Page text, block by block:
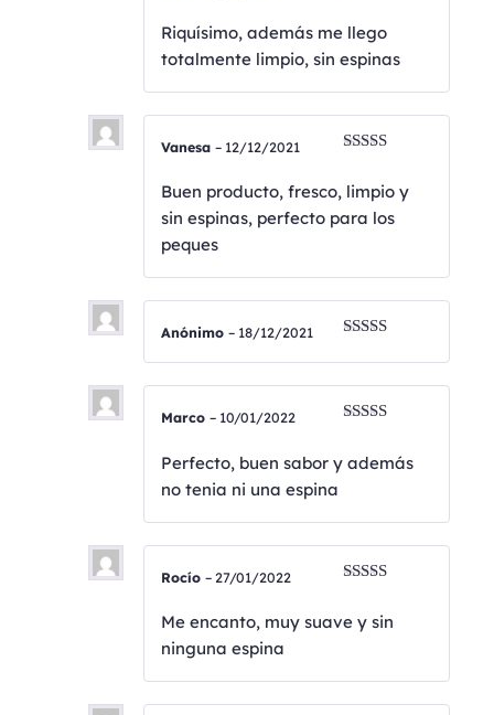
Riquísimo, además me llego
totalmente limpio, sin espinas
con
de 5
Vanesa – 12/12/2021
Buen producto, fresco, limpio y
sin espinas, perfecto para los
peques
con5de 5
Anónimo – 18/12/2021
de 5
Marco – 10/01/2022
Perfecto, buen sabor y además
no tenia ni una espina
5de 5
Rocío – 27/01/2022
Me encanto, muy suave y sin
ninguna espina